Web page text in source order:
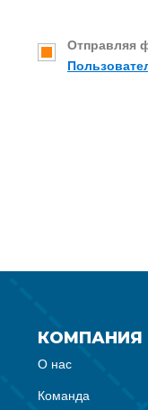
Отправляя
КОМПАНИЯ
О нас
Команда